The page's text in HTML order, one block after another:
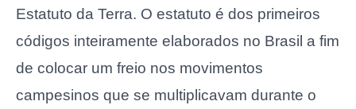
Estatuto da Terra. O estatuto é dos primeiros
códigos inteiramente elaborados no Brasil a fim
de colocar um freio nos movimentos
campesinos que se multiplicavam durante o